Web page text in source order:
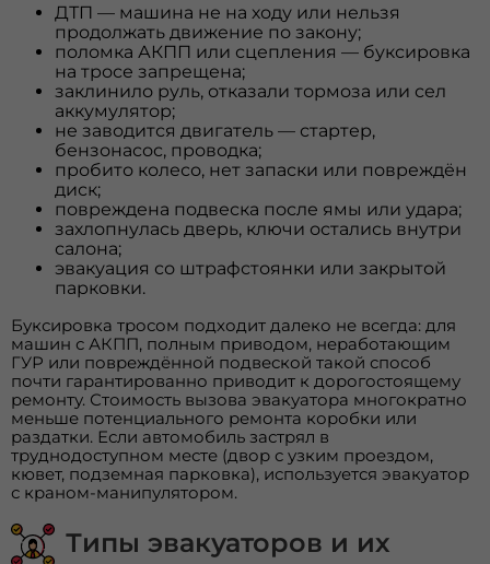
ДТП — машина не на ходу или нельзя
продолжать движение по закону;
поломка АКПП или сцепления — буксировка
на тросе запрещена;
заклинило руль, отказали тормоза или сел
аккумулятор;
не заводится двигатель — стартер,
бензонасос, проводка;
пробито колесо, нет запаски или повреждён
диск;
повреждена подвеска после ямы или удара;
захлопнулась дверь, ключи остались внутри
салона;
эвакуация со штрафстоянки или закрытой
парковки.
Буксировка тросом подходит далеко не всегда: для
машин с АКПП, полным приводом, неработающим
ГУР или повреждённой подвеской такой способ
почти гарантированно приводит к дорогостоящему
ремонту. Стоимость вызова эвакуатора многократно
меньше потенциального ремонта коробки или
раздатки. Если автомобиль застрял в
труднодоступном месте (двор с узким проездом,
кювет, подземная парковка), используется эвакуатор
с краном-манипулятором.
Типы эвакуаторов и их